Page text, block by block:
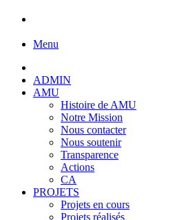
Menu
ADMIN
AMU
Histoire de AMU
Notre Mission
Nous contacter
Nous soutenir
Transparence
Actions
CA
PROJETS
Projets en cours
Projets réalisés